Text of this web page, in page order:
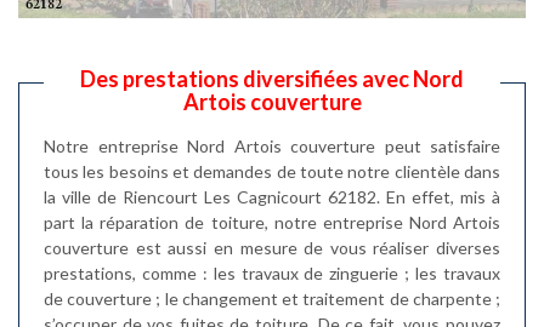
Des prestations diversifiées avec Nord
Artois couverture
Notre entreprise Nord Artois couverture peut satisfaire
tous les besoins et demandes de toute notre clientèle dans
la ville de Riencourt Les Cagnicourt 62182. En effet, mis à
part la réparation de toiture, notre entreprise Nord Artois
couverture est aussi en mesure de vous réaliser diverses
prestations, comme : les travaux de zinguerie ; les travaux
de couverture ; le changement et traitement de charpente ;